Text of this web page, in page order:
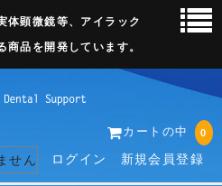
体顕微鏡等、アイラック
品を開発しています。
カートの中 0
せん ログイン 新規会員登録